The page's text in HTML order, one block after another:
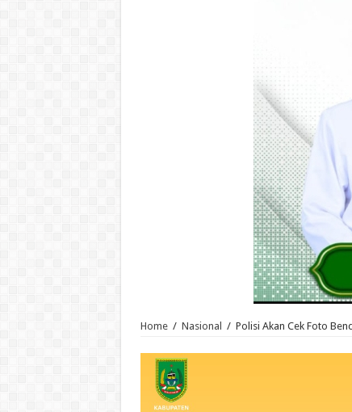
Home / Nasional / Polisi Akan Cek Foto